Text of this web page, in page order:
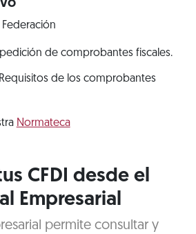
de comprobantes fiscales.
de los comprobantes
Normateca
CFDI desde el
Empresarial
permite consultar y